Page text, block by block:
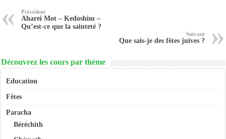
Précédent
Aharei Mot – Kedoshim –
Qu’est-ce que la sainteté ?
Suivant
Que sais-je des fêtes juives ?
Découvrez les cours par thème
Education
Fêtes
Paracha
Béréchith